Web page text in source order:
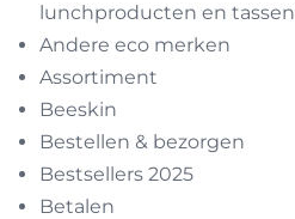
lunchproducten en tassen
Andere eco merken
Assortiment
Beeskin
Bestellen & bezorgen
Bestsellers 2025
Betalen